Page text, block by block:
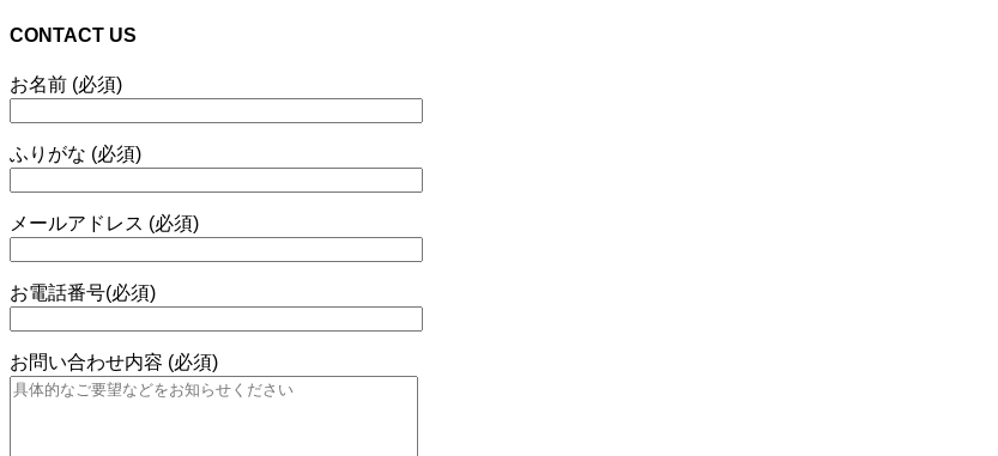
CONTACT US
お名前 (必須)
ふりがな (必須)
メールアドレス (必須)
お電話番号(必須)
お問い合わせ内容 (必須)